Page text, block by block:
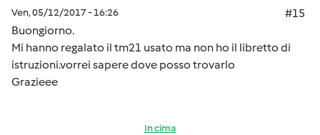
Ven, 05/12/2017 - 16:26
#15
Buongiorno.
Mi hanno regalato il tm21 usato ma non ho il libretto di
istruzioni.vorrei sapere dove posso trovarlo
Grazieee
In cima